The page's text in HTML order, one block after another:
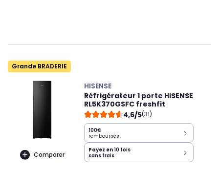
Grande BRADERIE
Comparer
HISENSE
Réfrigérateur 1 porte HISENSE
RL5K370GSFC freshfit
4,6/5(31)
100€
remboursés
Payez en10 fois
sans frais